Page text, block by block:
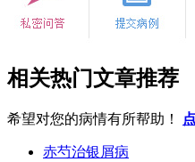
相关热门文章推荐
希望对您的病情有所帮助！
赤芍治银屑病